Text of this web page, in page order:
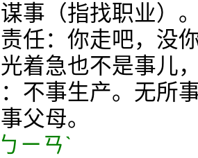
事（指找职业）
任：你走吧，没
着急也不是事儿
不事生产。无所
父母。
ㄧㄢˋ